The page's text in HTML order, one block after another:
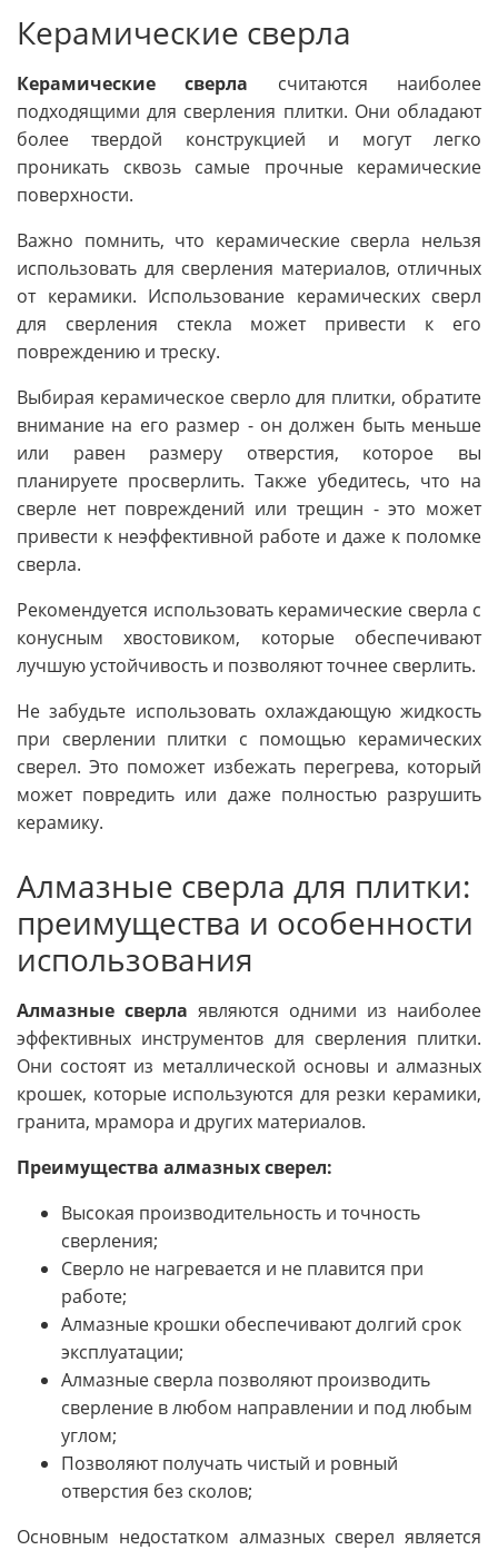
Керамические сверла
Керамические сверла считаются наиболее
подходящими для сверления плитки. Они обладают
более твердой конструкцией и могут легко
проникать сквозь самые прочные керамические
поверхности.
Важно помнить, что керамические сверла нельзя
использовать для сверления материалов, отличных
от керамики. Использование керамических сверл
для сверления стекла может привести к его
повреждению и треску.
Выбирая керамическое сверло для плитки, обратите
внимание на его размер - он должен быть меньше
или равен размеру отверстия, которое вы
планируете просверлить. Также убедитесь, что на
сверле нет повреждений или трещин - это может
привести к неэффективной работе и даже к поломке
сверла.
Рекомендуется использовать керамические сверла с
конусным хвостовиком, которые обеспечивают
лучшую устойчивость и позволяют точнее сверлить.
Не забудьте использовать охлаждающую жидкость
при сверлении плитки с помощью керамических
сверел. Это поможет избежать перегрева, который
может повредить или даже полностью разрушить
керамику.
Алмазные сверла для плитки:
преимущества и особенности
использования
Алмазные сверла являются одними из наиболее
эффективных инструментов для сверления плитки.
Они состоят из металлической основы и алмазных
крошек, которые используются для резки керамики,
гранита, мрамора и других материалов.
Преимущества алмазных сверел:
Высокая производительность и точность
сверления;
Сверло не нагревается и не плавится при
работе;
Алмазные крошки обеспечивают долгий срок
эксплуатации;
Алмазные сверла позволяют производить
сверление в любом направлении и под любым
углом;
Позволяют получать чистый и ровный
отверстия без сколов;
Основным недостатком алмазных сверел является